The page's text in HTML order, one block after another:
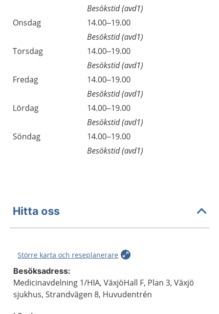
Besökstid (avd1)
Onsdag
14.00–19.00
Besökstid (avd1)
Torsdag
14.00–19.00
Besökstid (avd1)
Fredag
14.00–19.00
Besökstid (avd1)
Lördag
14.00–19.00
Besökstid (avd1)
Söndag
14.00–19.00
Besökstid (avd1)
Hitta oss
Större karta och reseplanerare
Besöksadress:
Medicinavdelning 1/HIA, VäxjöHall F, Plan 3, Växjö
sjukhus, Strandvägen 8, Huvudentrén